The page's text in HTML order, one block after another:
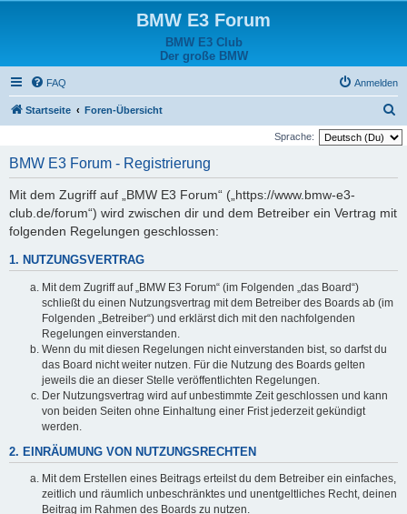
BMW E3 Forum
BMW E3 Club
Der große BMW
FAQ Anmelden
Startseite Foren-Übersicht
u
Sprache:
BMW E3 Forum - Registrierung
Mit dem Zugriff auf „BMW E3 Forum“ („https://www.bmw-e3-
club.de/forum“) wird zwischen dir und dem Betreiber ein Vertrag mit
folgenden Regelungen geschlossen:
1. NUTZUNGSVERTRAG
Mit dem Zugriff auf „BMW E3 Forum“ (im Folgenden „das Board“)
schließt du einen Nutzungsvertrag mit dem Betreiber des Boards ab (im
Folgenden „Betreiber“) und erklärst dich mit den nachfolgenden
Regelungen einverstanden.
Wenn du mit diesen Regelungen nicht einverstanden bist, so darfst du
das Board nicht weiter nutzen. Für die Nutzung des Boards gelten
jeweils die an dieser Stelle veröffentlichten Regelungen.
Der Nutzungsvertrag wird auf unbestimmte Zeit geschlossen und kann
von beiden Seiten ohne Einhaltung einer Frist jederzeit gekündigt
werden.
2. EINRÄUMUNG VON NUTZUNGSRECHTEN
Mit dem Erstellen eines Beitrags erteilst du dem Betreiber ein einfaches,
zeitlich und räumlich unbeschränktes und unentgeltliches Recht, deinen
Beitrag im Rahmen des Boards zu nutzen.